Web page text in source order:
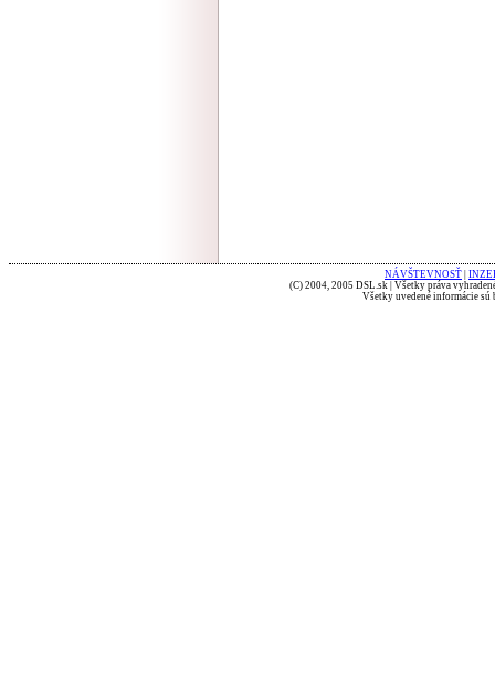
NÁVŠTEVNOSŤ
(C) 2004, 2005 DSL.sk | Všetky práva
Všetky uvedené informácie sú